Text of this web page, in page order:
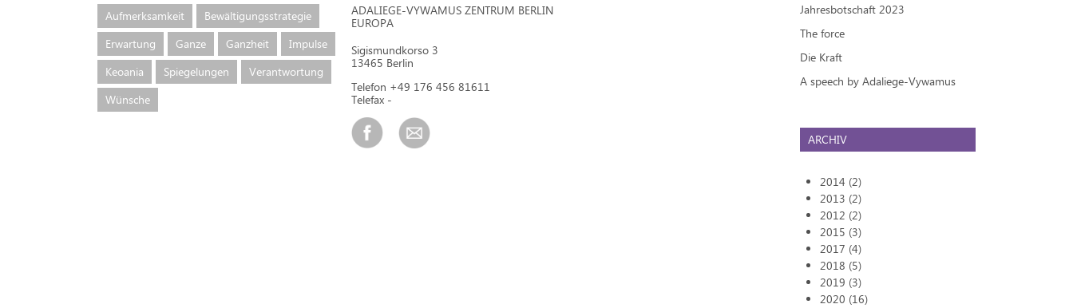
Aufmerksamkeit
Bewältigungsstrategie
Erwartung
Ganze Ganzheit
Impulse
Keoania
Spiegelungen
Verantwortung
Wünsche
ADALIEGE-VYWAMUS ZENTRUM BERLIN
EUROPA
Sigismundkorso 3
13465 Berlin
Telefon +49 176 456 81611
Telefax -
Jahresbotschaft 2023
The force
Die Kraft
A speech by Adaliege-Vywamus
ARCHIV
2014 (2)
2013 (2)
2012 (2)
2015 (3)
2017 (4)
2018 (5)
2019 (3)
2020 (16)